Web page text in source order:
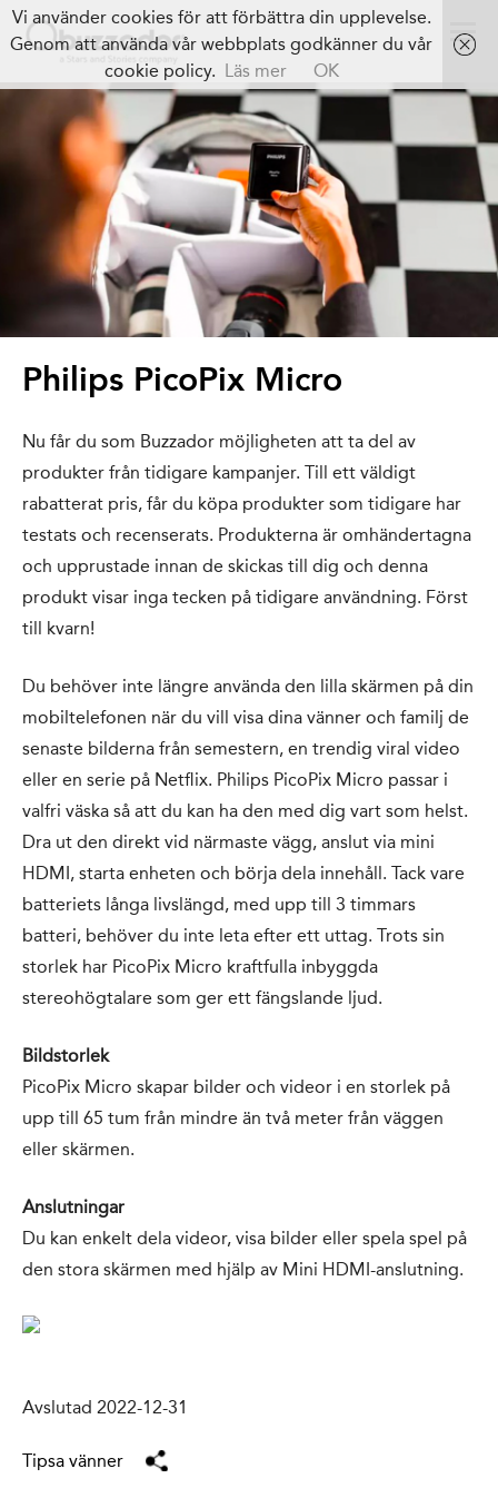
Philips PicoPix Micro
Nu får du som Buzzador möjligheten att ta del av
produkter från tidigare kampanjer. Till ett väldigt
rabatterat pris, får du köpa produkter som tidigare har
testats och recenserats. Produkterna är omhändertagna
och upprustade innan de skickas till dig och denna
produkt visar inga tecken på tidigare användning. Först
till kvarn!
Du behöver inte längre använda den lilla skärmen på din
mobiltelefonen när du vill visa dina vänner och familj de
senaste bilderna från semestern, en trendig viral video
eller en serie på Netflix. Philips PicoPix Micro passar i
valfri väska så att du kan ha den med dig vart som helst.
Dra ut den direkt vid närmaste vägg, anslut via mini
HDMI, starta enheten och börja dela innehåll. Tack vare
batteriets långa livslängd, med upp till 3 timmars
batteri, behöver du inte leta efter ett uttag. Trots sin
storlek har PicoPix Micro kraftfulla inbyggda
stereohögtalare som ger ett fängslande ljud.
Bildstorlek
PicoPix Micro skapar bilder och videor i en storlek på
upp till 65 tum från mindre än två meter från väggen
eller skärmen.
Anslutningar
Du kan enkelt dela videor, visa bilder eller spela spel på
den stora skärmen med hjälp av Mini HDMI-anslutning.
Avslutad 2022-12-31
Tipsa vänner
Vi använder cookies för att förbättra din upplevelse.
Genom att använda vår webbplats godkänner du vår
cookie policy. Läs mer OK